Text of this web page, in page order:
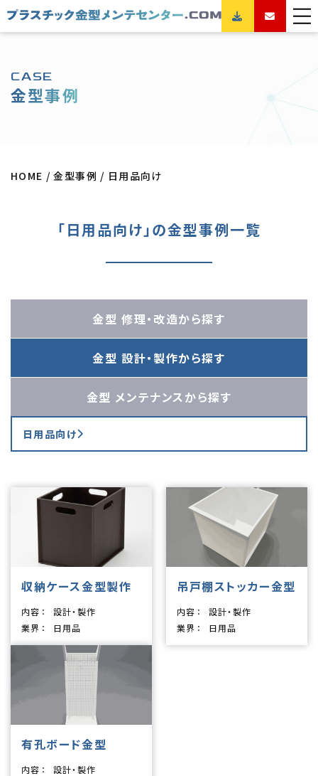
CASE
金型事例
HOME 金型事例 日用品向け
「日用品向け」の金型事例一覧
金型 修理・改造から探す
金型 設計・製作から探す
金型 メンテナンスから探す
日用品向け
収納ケース金型製作
内容
設計・製作
業界
日用品
吊戸棚ストッカー金型
内容
設計・製作
業界
日用品
有孔ボード金型
内容
設計・製作